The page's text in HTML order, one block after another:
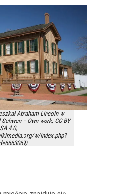
Abraham Lincoln w
– Own work, CC BY-
SA 4.0,
w/index.php?